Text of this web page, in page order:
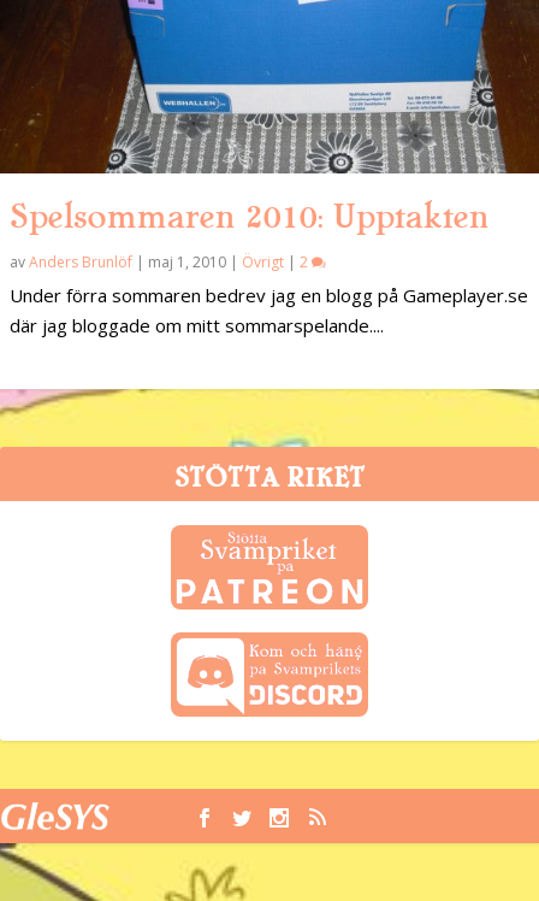
Spelsommaren 2010: Upptakten
avAnders Brunlöf | maj 1, 2010 | Övrigt | 2
Under förra sommaren bedrev jag en blogg på Gameplayer.se
där jag bloggade om mitt sommarspelande....
STÖTTA RIKET